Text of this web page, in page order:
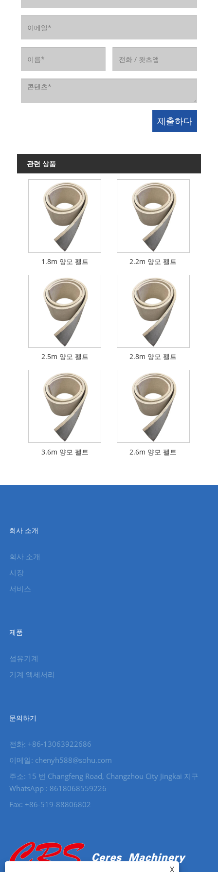
관련 상품
1.8m 양모 펠트 2.2m 양모 펠트
2.5m 양모 펠트 2.8m 양모 펠트
3.6m 양모 펠트 2.6m 양모 펠트
회사 소개
회사 소개
시장
서비스
제품
섬유기계
기계 액세서리
문의하기
전화: +86-13063922686
이메일: chenyh588@sohu.com
주소: 15 번 Changfeng Road, Changzhou City Jingkai 지구
WhatsApp : 8618068559226
Fax: +86-519-88806802
X